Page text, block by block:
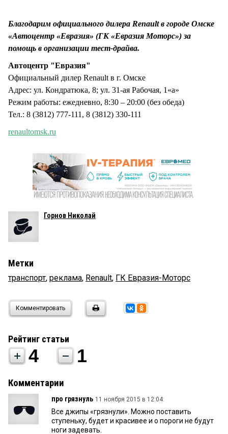
Благодарим официального дилера Renault в городе Омске
«Автоцентр «Евразия» (ГК «Евразия Моторс») за
помощь в организации тест-драйва.
Автоцентр "Евразия"
Официальный дилер Renault в г. Омске
Адрес: ул. Кондратюка, 8; ул. 31-ая Рабочая, 1«а»
Режим работы: ежедневно, 8:30 – 20:00 (без обеда)
Тел.: 8 (3812) 777-111, 8 (3812) 330-111
renaultomsk.ru
Горнов Николай
Метки
транспорт, реклама, Renault, ГК Евразия-Моторс
Комментировать
Рейтинг статьи
4 1
Комментарии
про грязнуль 11 ноября 2015 в 12:04:
Все джипы «грязнули». Можно поставить
ступеньку, будет и красивее и о пороги не будут
ноги задевать.